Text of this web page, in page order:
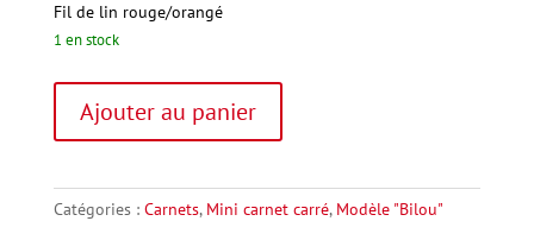
Filde lin rouge/orangé
1 en stock
Mini
carré
Ajouter au panier
r
Catégories : Carnets, Mini carnet carré, Modèle "Bilou"